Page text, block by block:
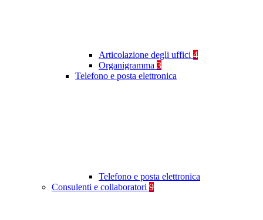
Articolazione degli uffici 4
Organigramma 3
Telefono e posta elettronica
Telefono e posta elettronica
Consulenti e collaboratori 9